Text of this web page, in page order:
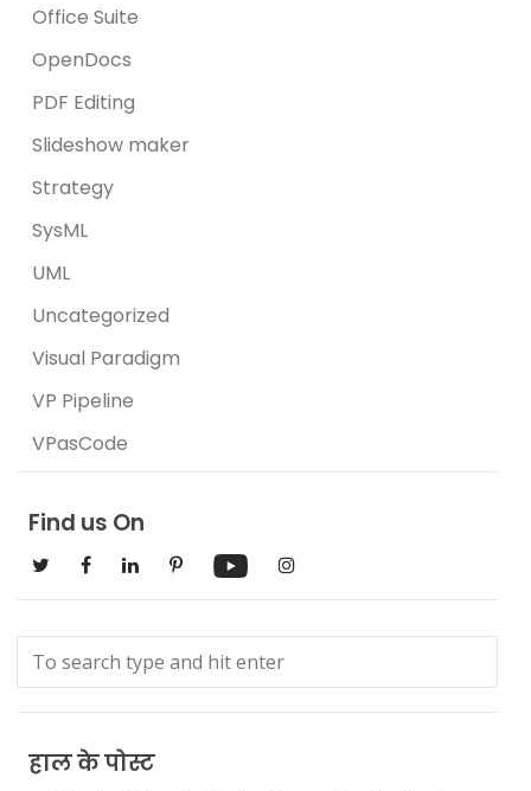
Office Suite
OpenDocs
PDF Editing
Slideshow maker
Strategy
SysML
UML
Uncategorized
Visual Paradigm
VP Pipeline
VPasCode
Find us On
हाल के पोस्ट